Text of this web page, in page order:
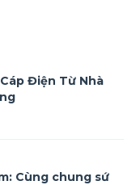
Điện Từ Nhà
Cùng chung sứ